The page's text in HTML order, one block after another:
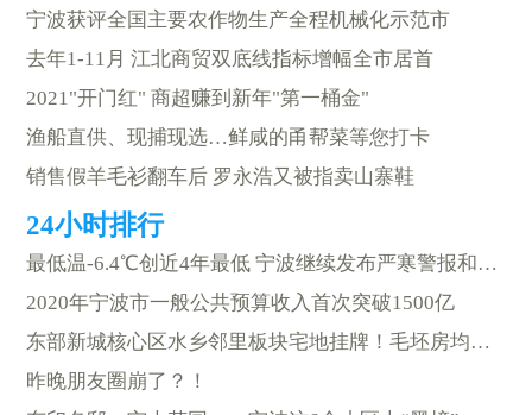
宁波获评全国主要农作物生产全程机械化示范市
去年1-11月 江北商贸双底线指标增幅全市居首
2021"开门红" 商超赚到新年"第一桶金"
渔船直供、现捕现选…鲜咸的甬帮菜等您打卡
销售假羊毛衫翻车后 罗永浩又被指卖山寨鞋
最低温-6.4℃创近4年最低 宁波继续发布严寒警报和低温橙色预警
2020年宁波市一般公共预算收入首次突破1500亿
东部新城核心区水乡邻里板块宅地挂牌！毛坯房均价限到……
昨晚朋友圈崩了？！